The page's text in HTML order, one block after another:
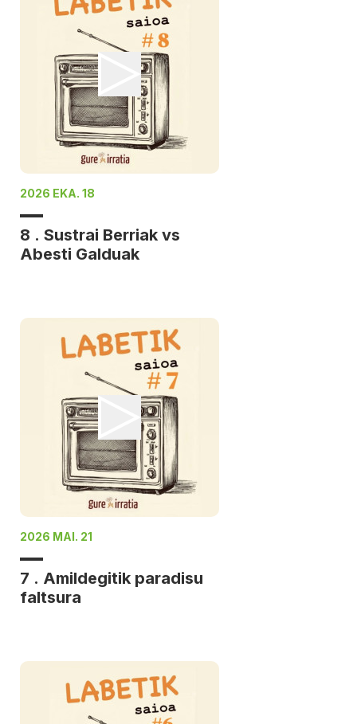
2026 EKA. 18
8 . Sustrai Berriak vs
Abesti Galduak
2026 MAI. 21
7 . Amildegitik paradisu
faltsura